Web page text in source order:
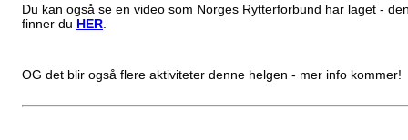
Du kan også se en video som Norges Rytterforbund har laget -
finner du HER
OG det blir også flere aktiviteter denne helgen - mer info kommer!